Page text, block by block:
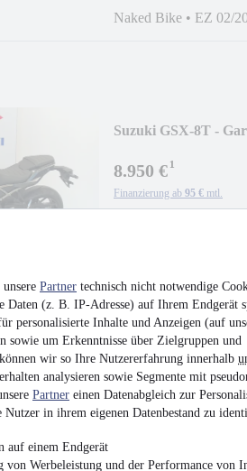
Partner technisch nicht notwendige
Daten (z. B. IP-Adresse) auf Ihrem Endgerät
personalisierte Inhalte und Anzeigen (auf
sowie um Erkenntnisse über Zielgruppen und
wir so Ihre Nutzererfahrung innerhalb
analysieren sowie Segmente mit
Partner einen Datenabgleich zur
in ihrem eigenen Datenbestand zu
auf einem Endgerät
Werbeleistung und der Performance von
Naked Bike • EZ 02/
Suzuki GSX-8T -
8.950 €¹
Finanzierung ab 95 € mtl.
KTM 1390 Super
22.980 €¹
Finanzierung ab 244 € mtl.